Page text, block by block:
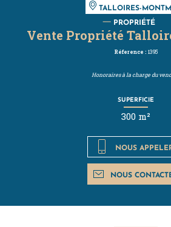
TALLOIRES-
PROPRIÉTÉ
Vente Propriété
Réference : 1395
Honoraires à la charge du
SUPERFICIE
300 m²
NOUS
NOUS